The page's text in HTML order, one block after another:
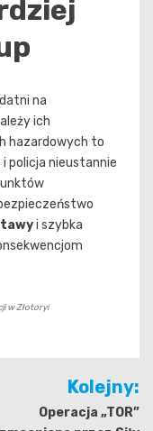
na
ich
hazardowych to
policja nieustannie
i szybka
w Złotoryi
Kolejny:
Operacja „TOR”